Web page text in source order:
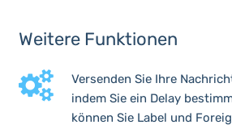
Weitere Funktionen
Versenden Sie Ihre
indem Sie ein Delay
können Sie Label und